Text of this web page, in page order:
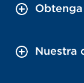
Nuestra